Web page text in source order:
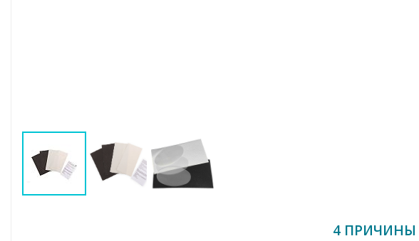
4